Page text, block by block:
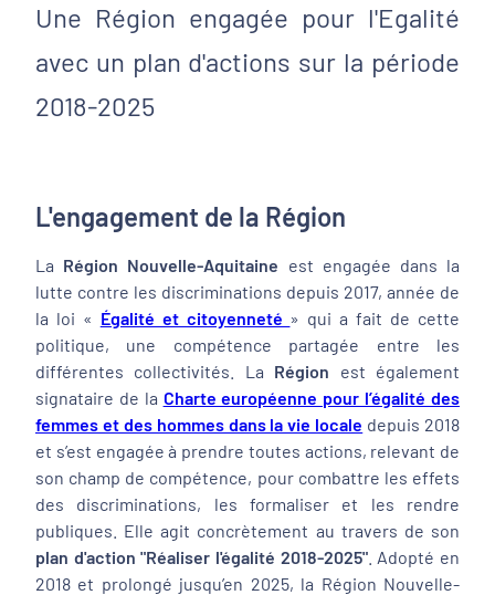
Une Région engagée pour l'Egalité
avec un plan d'actions sur la période
2018-2025
L'engagement de la Région
La Région Nouvelle-Aquitaine est engagée dans la
lutte contre les discriminations depuis 2017, année de
la loi « Égalité et citoyenneté » qui a fait de cette
politique, une compétence partagée entre les
différentes collectivités. La Région est également
signataire de la Charte européenne pour l’égalité des
femmes et des hommes dans la vie locale depuis 2018
et s’est engagée à prendre toutes actions, relevant de
son champ de compétence, pour combattre les effets
des discriminations, les formaliser et les rendre
publiques. Elle agit concrètement au travers de son
plan d'action "Réaliser l'égalité 2018-2025". Adopté en
2018 et prolongé jusqu’en 2025, la Région Nouvelle-